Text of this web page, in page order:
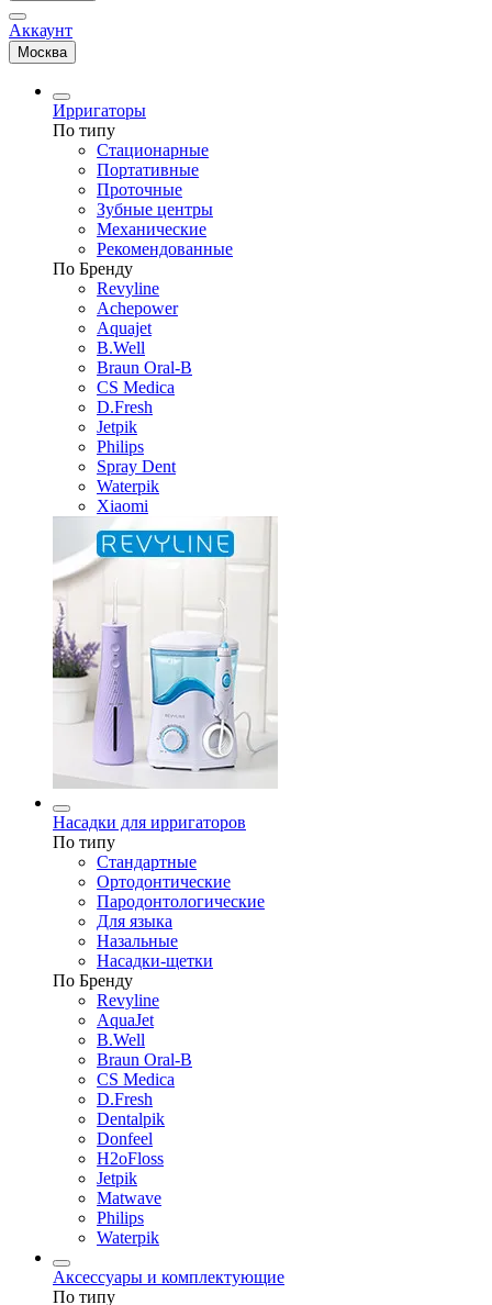
Аккаунт
Москва
Ирригаторы
По типу
Стационарные
Портативные
Проточные
Зубные центры
Механические
Рекомендованные
По Бренду
Revyline
Achepower
Aquajet
B.Well
Braun Oral-B
CS Medica
D.Fresh
Jetpik
Philips
Spray Dent
Waterpik
Xiaomi
Насадки для ирригаторов
По типу
Стандартные
Ортодонтические
Пародонтологические
Для языка
Назальные
Насадки-щетки
По Бренду
Revyline
AquaJet
B.Well
Braun Oral-B
CS Medica
D.Fresh
Dentalpik
Donfeel
H2oFloss
Jetpik
Matwave
Philips
Waterpik
Аксессуары и комплектующие
По типу